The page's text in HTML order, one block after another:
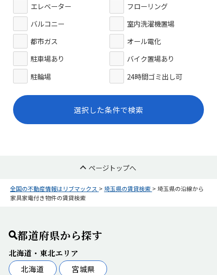
エレベーター
フローリング
バルコニー
室内洗濯機置場
都市ガス
オール電化
駐車場あり
バイク置場あり
駐輪場
24時間ゴミ出し可
選択した条件で検索
ページトップへ
全国の不動産情報はリブマックス > 埼玉県の賃貸検索 > 埼玉県の沿線から
家具家電付き物件の賃貸検索
都道府県から探す
北海道・東北エリア
北海道
宮城県